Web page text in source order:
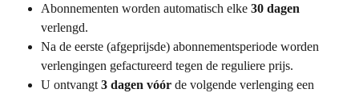
Abonnementen worden automatisch elke 30 dagen
verlengd.
Na de eerste (afgeprijsde) abonnementsperiode worden
verlengingen gefactureerd tegen de reguliere prijs.
U ontvangt 3 dagen vóór de volgende verlenging een